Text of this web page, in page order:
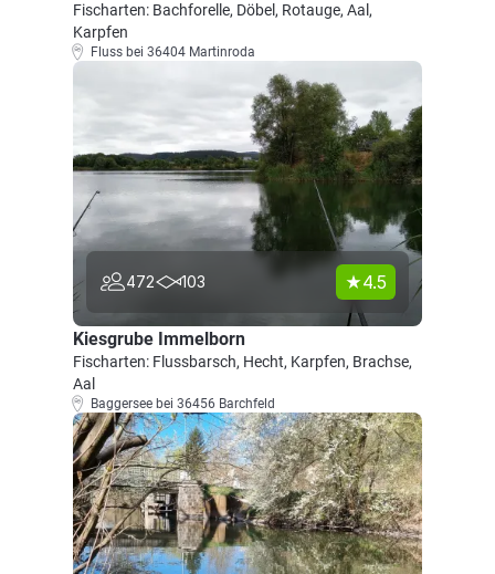
Fischarten: Bachforelle, Döbel, Rotauge, Aal,
Karpfen
Fluss bei 36404 Martinroda
472 103 4.5
Kiesgrube Immelborn
Fischarten: Flussbarsch, Hecht, Karpfen, Brachse,
Aal
Baggersee bei 36456 Barchfeld